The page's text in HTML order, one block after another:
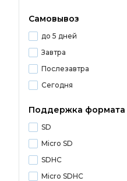
Самовывоз
до 5 дней
Завтра
Послезавтра
Сегодня
Поддержка формата
SD
Micro SD
SDHC
Micro SDHC